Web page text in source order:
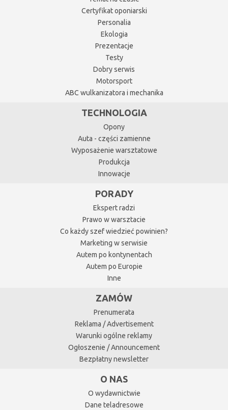
Certyfikat oponiarski
Personalia
Ekologia
Prezentacje
Testy
Dobry serwis
Motorsport
ABC wulkanizatora i mechanika
TECHNOLOGIA
Opony
Auta - części zamienne
Wyposażenie warsztatowe
Produkcja
Innowacje
PORADY
Ekspert radzi
Prawo w warsztacie
Co każdy szef wiedzieć powinien?
Marketing w serwisie
Autem po kontynentach
Autem po Europie
Inne
ZAMÓW
Prenumerata
Reklama / Advertisement
Warunki ogólne reklamy
Ogłoszenie / Announcement
Bezpłatny newsletter
O NAS
O wydawnictwie
Dane teladresowe